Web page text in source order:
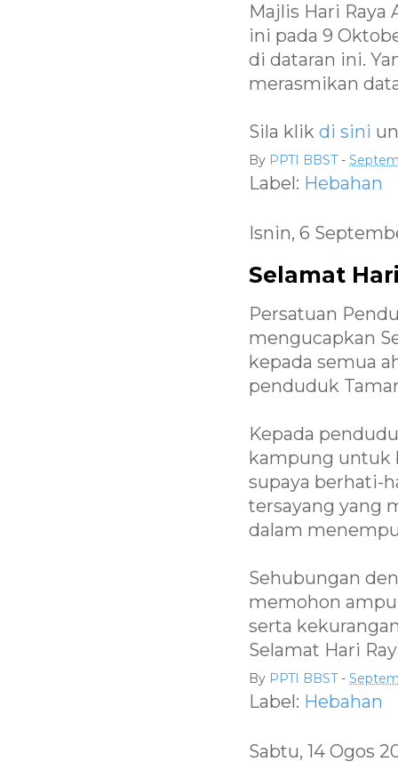
Majlis Hari Raya
ini pada 9
di dataran ini.
merasmikan
Sila klik di sini
By PPTI BBST -
Label: Hebahan
Isnin, 6
Selamat
Persatuan
mengucapkan
kepada semua
penduduk
Kepada
kampung untuk
supaya berhati-
tersayang yang
dalam
Sehubungan
memohon
serta
Selamat Hari
By PPTI BBST -
Label: Hebahan
Sabtu, 14 Ogos